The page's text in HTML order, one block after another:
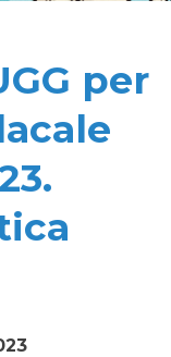
per